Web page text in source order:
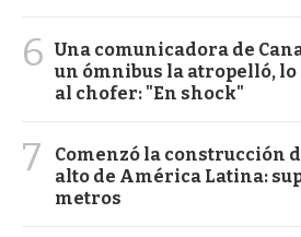
6 Una comunicadora de
un ómnibus la atropelló,
al chofer: "En shock"
7
Comenzó la construcción
alto de América Latina:
metros